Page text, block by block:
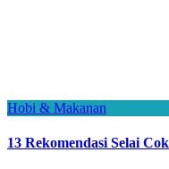
Hobi & Makanan
13 Rekomendasi Selai